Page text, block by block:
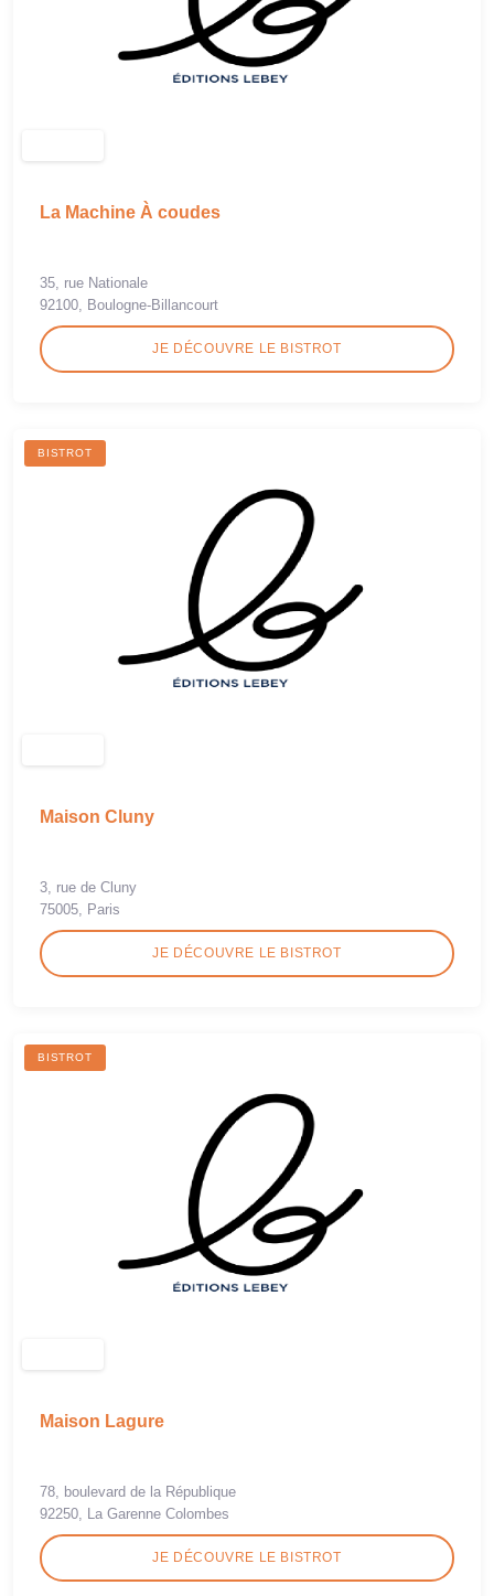
La Machine À coudes
35, rue Nationale
92100, Boulogne-Billancourt
JE DÉCOUVRE LE BISTROT
BISTROT
Maison Cluny
3, rue de Cluny
75005, Paris
JE DÉCOUVRE LE BISTROT
BISTROT
Maison Lagure
78, boulevard de la République
92250, La Garenne Colombes
JE DÉCOUVRE LE BISTROT